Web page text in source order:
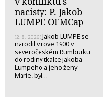
nacisty: P. Jakob
LUMPE OFMCap
(2. 8. 2026) Jakob LUMPE se
narodil v rove 1900 v
severočeském Rumburku
do rodiny tkalce Jakoba
Lumpeho a jeho ženy
Marie, byl…